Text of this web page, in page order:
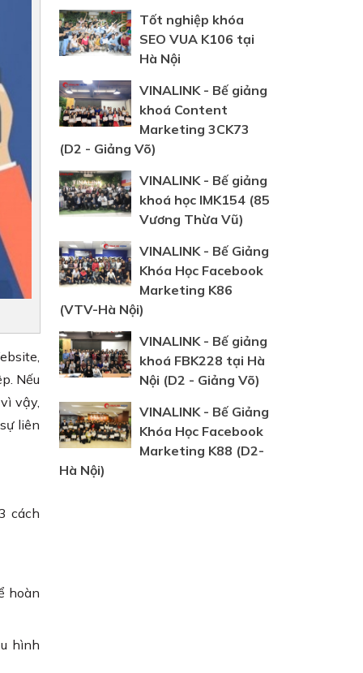
Nếu
vậy,
liên
cách
hoàn
hình
Tốt nghiệp khóa
SEO VUA K106 tại
Hà Nội
VINALINK - Bế giảng
khoá Content
Marketing 3CK73
(D2 - Giảng Võ)
VINALINK - Bế giảng
khoá học IMK154 (85
Vương Thừa Vũ)
VINALINK - Bế Giảng
Khóa Học Facebook
Marketing K86
(VTV-Hà Nội)
VINALINK - Bế giảng
khoá FBK228 tại Hà
Nội (D2 - Giảng Võ)
VINALINK - Bế Giảng
Khóa Học Facebook
Marketing K88 (D2-
Hà Nội)